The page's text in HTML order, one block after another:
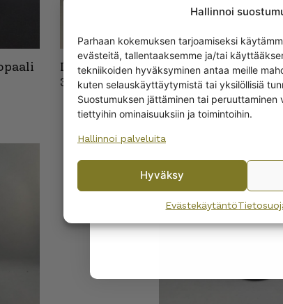
Hallinnoi
Parhaan kokemuksen tarjoamiseksi
evästeitä, tallentaaksemme ja/tai
tekniikoiden hyväksyminen antaa meille
kuten selauskäyttäytymistä tai yksilöllisiä
Suostumuksen jättäminen tai peruuttaminen
tiettyihin ominaisuuksiin ja toimintoihin.
Hallinnoi palveluita
Hyväksy
Evästekäytäntö
Iittala i-114 lasi 6 kpl ja i-
350 kaadin sininen
i-
Get -
off?
Yes! I want the
By subscribing to the newsletter, you consent
Wanhojen kuppien and confirm that you